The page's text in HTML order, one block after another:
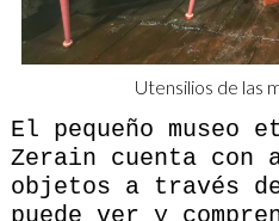
Utensilios de las
El pequeño museo
Zerain cuenta con
objetos a través